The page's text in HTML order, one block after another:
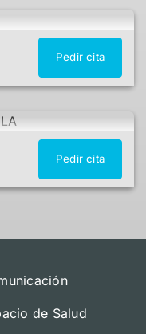
Pedir cita
Pedir cita
de Salud